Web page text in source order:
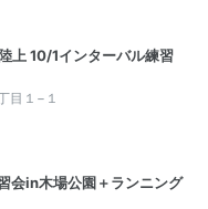
上 10/1インターバル練習
目１−１
会in木場公園＋ランニング